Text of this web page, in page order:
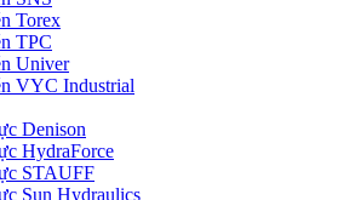
Torex
TPC
Univer
VYC Industrial
Denison
HydraForce
STAUFF
Sun Hydraulics